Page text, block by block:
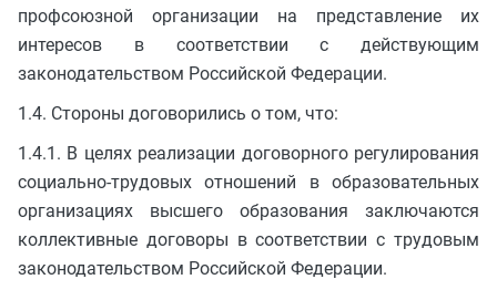
профсоюзной организации на представление их
интересов в соответствии с действующим
законодательством Российской Федерации.
1.4. Стороны договорились о том, что:
1.4.1. В целях реализации договорного регулирования
социально-трудовых отношений в образовательных
организациях высшего образования заключаются
коллективные договоры в соответствии с трудовым
законодательством Российской Федерации.